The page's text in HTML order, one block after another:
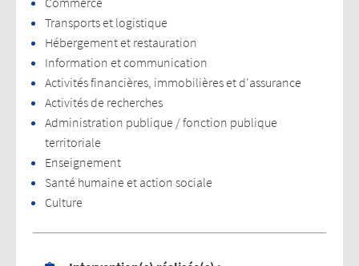
Transports et logistique
Hébergement et restauration
Information et communication
Activités financières, immobilières et d'assurance
Activités de recherches
Administration publique / fonction publique
territoriale
Enseignement
Santé humaine et action sociale
Culture